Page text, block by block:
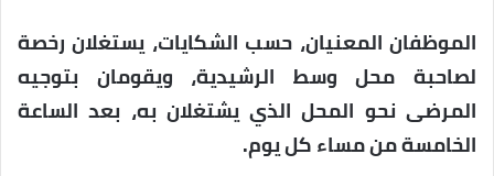
الموظفان المعنيان، حسب الشكايات، يستغلان رخصة
لصاحبة محل وسط الرشيدية، ويقومان بتوجيه
المرضى نحو المحل الذي يشتغلان به، بعد الساعة
الخامسة من مساء كل يوم.